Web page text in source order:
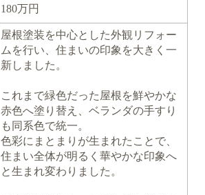
180万円
屋根塗装を中心とした外観リフォー
ムを行い、住まいの印象を大きく一
新しました。
これまで緑色だった屋根を鮮やかな
赤色へ塗り替え、ベランダの手すり
も同系色で統一。
色彩にまとまりが生まれたことで、
住まい全体が明るく華やかな印象へ
と生まれ変わりました。